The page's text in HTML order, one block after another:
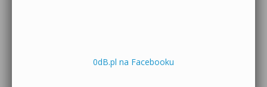
0dB.pl na Facebooku